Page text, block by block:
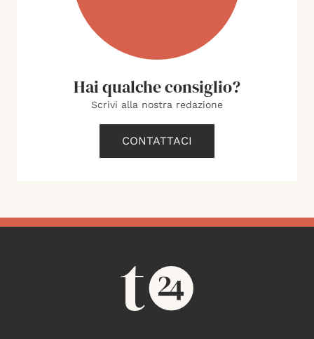
Hai qualche consiglio?
Scrivi alla nostra redazione
CONTATTACI